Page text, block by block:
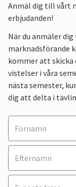
Anmäl dig till vårt
erbjudanden!
När du anmäler
marknadsförande
kommer att skicka
vistelser i våra
nästa semester,
dig att delta i